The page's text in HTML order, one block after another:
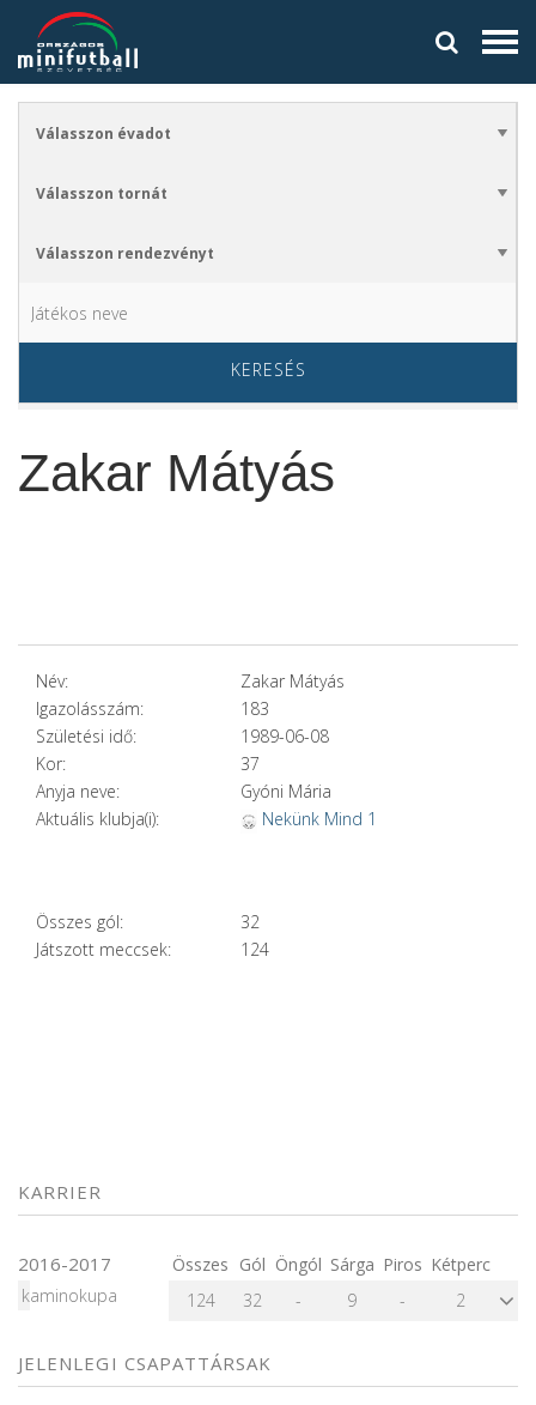
KERESÉS
Zakar Mátyás
Név:
Zakar Mátyás
Igazolásszám:
183
Születési idő:
1989-06-08
Kor:
37
Anyja neve:
Gyóni Mária
Aktuális klubja(i):
Nekünk Mind 1
Összes gól:
32
Játszott meccsek:
124
KARRIER
2016-2017 Összes Gól Öngól Sárga Piros Kétperc
kaminokupa
124 32 - 9 - 2
JELENLEGI CSAPATTÁRSAK